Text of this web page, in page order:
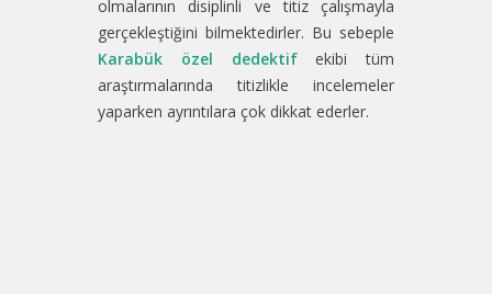
olmalarının disiplinli ve titiz çalışmayla
gerçekleştiğini bilmektedirler. Bu sebeple
Karabük özel dedektifekibi tüm
araştırmalarında titizlikle incelemeler
yaparken ayrıntılara çok dikkat ederler.